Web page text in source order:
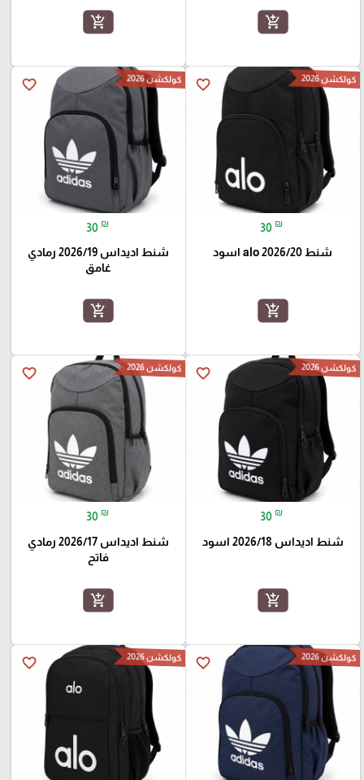
add_shopping_cart
add_shopping_cart
favorite_border كولكشن 2026
30 ₪
شنط alo 2026/20 اسود
add_shopping_cart
favorite_border كولكشن 2026
30 ₪
شنط اديداس 2026/19 رمادي
غامق
add_shopping_cart
favorite_border كولكشن 2026
30 ₪
شنط اديداس 2026/18 اسود
add_shopping_cart
favorite_border كولكشن 2026
30 ₪
شنط اديداس 2026/17 رمادي
فاتح
add_shopping_cart
favorite_border كولكشن 2026 favorite_border كولكشن 2026